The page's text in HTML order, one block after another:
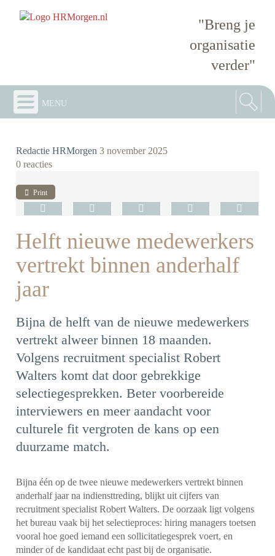
"Breng je
organisatie
verder"
menu
Redactie HRMorgen 3 november 2025
0 reacties
Print
Helft nieuwe medewerkers
vertrekt binnen anderhalf
jaar
Bijna de helft van de nieuwe medewerkers
vertrekt alweer binnen 18 maanden.
Volgens recruitment specialist Robert
Walters komt dat door gebrekkige
selectiegesprekken. Beter voorbereide
interviewers en meer aandacht voor
culturele fit vergroten de kans op een
duurzame match.
Bijna één op de twee nieuwe medewerkers vertrekt binnen
anderhalf jaar na indiensttreding, blijkt uit cijfers van
recruitment specialist Robert Walters. De oorzaak ligt volgens
het bureau vaak bij het selectieproces: hiring managers toetsen
vooral hoe goed iemand een sollicitatiegesprek voert, en
minder of de kandidaat echt past bij de organisatie.